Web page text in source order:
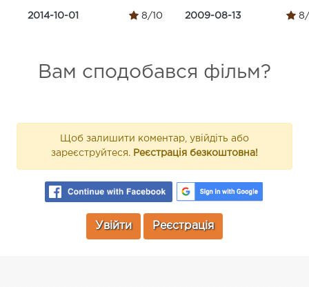
2014-10-01 8/10 2009-08-13 8/
Вам сподобався фільм?
Щоб залишити коментар, увійдіть або
зареєструйтеся. Реєстрація безкоштовна!
Увійти Реєстрація